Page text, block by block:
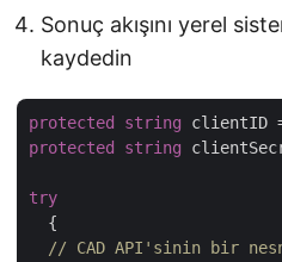
Sonuç akışını yerel
kaydedin
protected string clientID
protected
string
try
  {
// CAD API'sinin bir